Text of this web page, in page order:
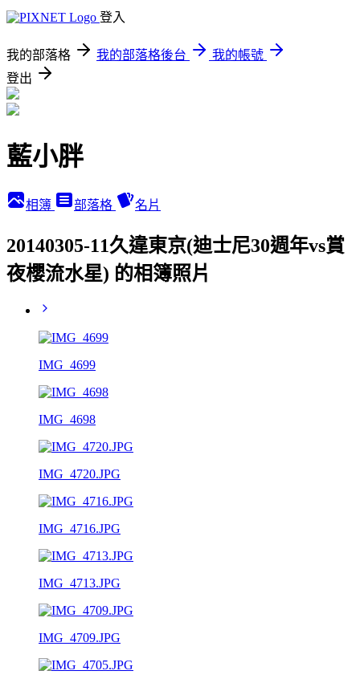
登入
我的部落格 我的部落格後台
我的帳號
登出
藍小胖
相簿 部落格 名片
20140305-11久違東京(迪士尼30週年vs賞
夜櫻流水星) 的相簿照片
IMG_4699
IMG_4698
IMG_4720.JPG
IMG_4716.JPG
IMG_4713.JPG
IMG_4709.JPG